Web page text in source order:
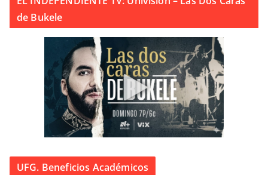
de Bukele
UFG. Beneficios Académicos